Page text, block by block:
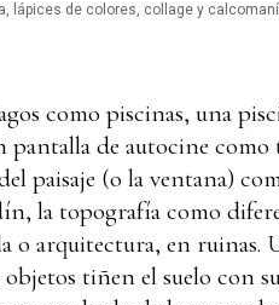
lápices de colores, collage y
como piscinas, una
de autocine como
paisaje (o la ventana)
la topografía como
o arquitectura, en
tiñen el suelo con